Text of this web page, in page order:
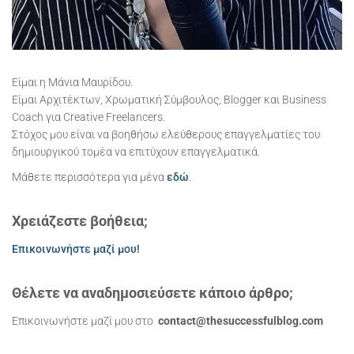
Είμαι η Μάνια Μαυρίδου.
Είμαι Αρχιτέκτων, Χρωματική Σύμβουλος, Blogger και Business
Coach για Creative Freelancers.
Στόχος μου είναι να βοηθήσω ελεύθερους επαγγελματίες του
δημιουργικού τομέα να επιτύχουν επαγγελματικά.
Μάθετε περισσότερα για μέναεδώ.
Χρειάζεστε βοήθεια;
Επικοινωνήστε μαζί μου!
Θέλετε να αναδημοσιεύσετε κάποιο άρθρο;
Επικοινωνήστε μαζί μου στο contact@thesuccessfulblog.com